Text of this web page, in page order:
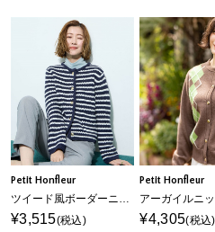
Petit Honfleur
ツイード風ボーダーニットカーディガン【ハンドウォッシャブル】
¥3,515(税込)
Petit Honfleur
¥4,305(税込)